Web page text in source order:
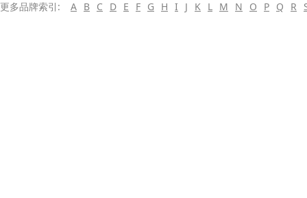
更多品牌索引:
A B C D E F G H I J K L M N O P Q R